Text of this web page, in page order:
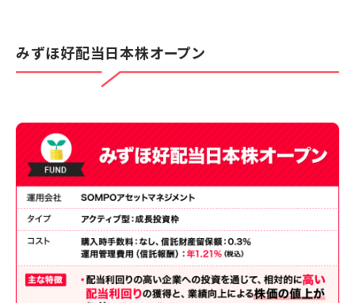
みずほ好配当日本株オープン